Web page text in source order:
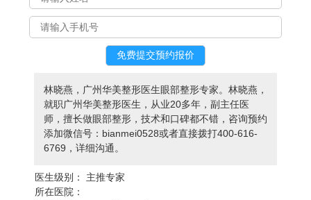
林晓燕，广州华美整形医生眼部整形专家。林晓燕，
就职广州华美整形医生，从业20多年，副主任医
师，擅长做眼部整形，技术和口碑都不错，咨询预约
添加微信号：bianmei0528或者直接拨打400-616-
6769，详细沟通。
医生级别：
主推专家
所在医院：